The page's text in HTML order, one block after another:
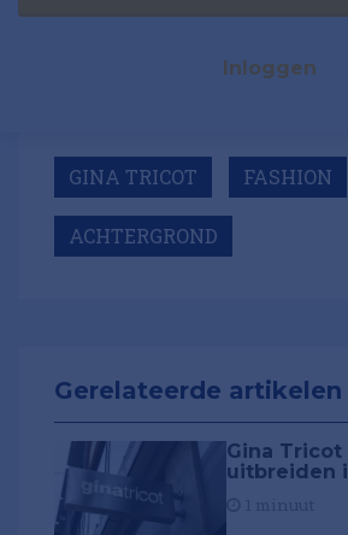
Inloggen
GINA TRICOT FASHION
ACHTERGROND
Gerelateerde artikelen
Gina Tricot
uitbreiden